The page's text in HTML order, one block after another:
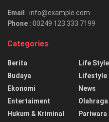
Email : info@example.com
Phone : 00249 123 333 7199
Categories
Berita
Budaya
Ekonomi
Entertaiment
Hukum & Kriminal
Life Style
Lifestyle
News
Olahraga
Pariwara